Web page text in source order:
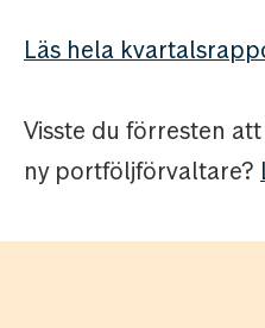
Läs hela
Visste du förresten
ny portföljförvaltare?